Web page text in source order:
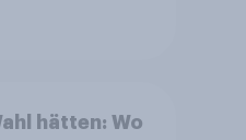
hätten: Wo